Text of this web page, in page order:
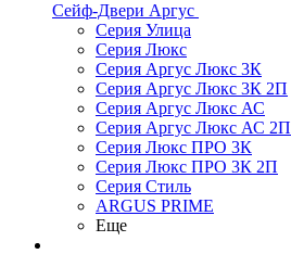
Сейф-Двери Аргус
Серия Улица
Серия Люкс
Серия Аргус Люкс 3К
Серия Аргус Люкс 3К 2П
Серия Аргус Люкс АС
Серия Аргус Люкс АС 2П
Серия Люкс ПРО 3К
Серия Люкс ПРО 3К 2П
Серия Стиль
ARGUS PRIME
Еще